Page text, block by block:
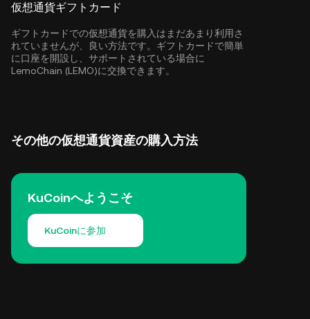
仮想通貨ギフトカード
ギフトカードでの仮想通貨を購入はまだあまり利用さ
れていませんが、良い方法です。ギフトカードで簡単
に口座を開設し、サポートされている場合に
LemoChain (LEMO)に交換できます。
その他の仮想通貨資産の購入方法
KuCoinへようこそ
KuCoinに参加